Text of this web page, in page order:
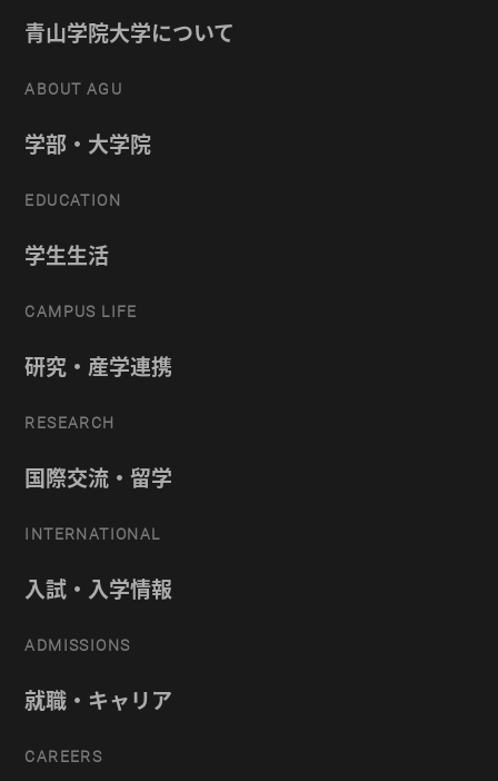
青山学院大学について
ABOUT AGU
学部・大学院
EDUCATION
学生生活
CAMPUS LIFE
研究・産学連携
RESEARCH
国際交流・留学
INTERNATIONAL
入試・入学情報
ADMISSIONS
就職・キャリア
CAREERS